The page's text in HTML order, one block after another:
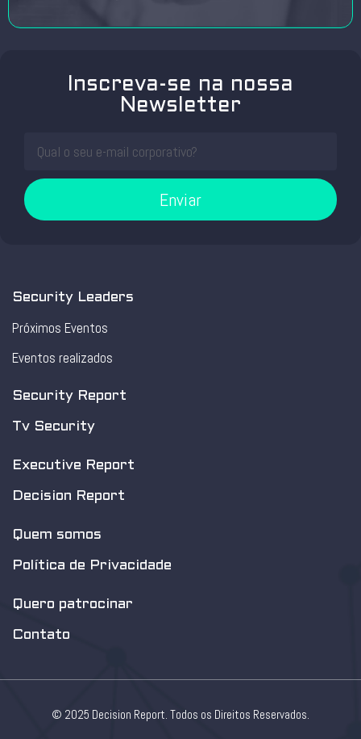
Inscreva-se na nossa
Newsletter
Enviar
Security Leaders
Próximos Eventos
Eventos realizados
Security Report
Tv Security
Executive Report
Decision Report
Quem somos
Política de Privacidade
Quero patrocinar
Contato
© 2025 Decision Report. Todos os Direitos Reservados.